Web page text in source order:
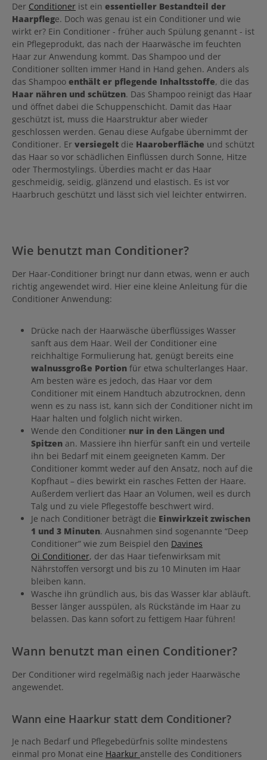
Der Conditioner ist ein essentieller Bestandteil der
Haarpflege. Doch was genau ist ein Conditioner und wie
wirkt er? Ein Conditioner - früher auch Spülung genannt - ist
ein Pflegeprodukt, das nach der Haarwäsche im feuchten
Haar zur Anwendung kommt. Das Shampoo und der
Conditioner sollten immer Hand in Hand gehen. Anders als
das Shampoo enthält er pflegende Inhaltsstoffe, die das
Haar nähren und schützen. Das Shampoo reinigt das Haar
und öffnet dabei die Schuppenschicht. Damit das Haar
geschützt ist, muss die Haarstruktur aber wieder
geschlossen werden. Genau diese Aufgabe übernimmt der
Conditioner. Er versiegelt die Haaroberfläche und schützt
das Haar so vor schädlichen Einflüssen durch Sonne, Hitze
oder Thermostylings. Überdies macht er das Haar
geschmeidig, seidig, glänzend und elastisch. Es ist vor
Haarbruch geschützt und lässt sich viel leichter entwirren.
Wie benutzt man Conditioner?
Der Haar-Conditioner bringt nur dann etwas, wenn er auch
richtig angewendet wird. Hier eine kleine Anleitung für die
Conditioner Anwendung:
Drücke nach der Haarwäsche überflüssiges Wasser
sanft aus dem Haar. Weil der Conditioner eine
reichhaltige Formulierung hat, genügt bereits eine
walnussgroße Portion für etwa schulterlanges Haar.
Am besten wäre es jedoch, das Haar vor dem
Conditioner mit einem Handtuch abzutrocknen, denn
wenn es zu nass ist, kann sich der Conditioner nicht im
Haar halten und folglich nicht wirken.
Wende den Conditioner nur in den Längen und
Spitzen an. Massiere ihn hierfür sanft ein und verteile
ihn bei Bedarf mit einem geeigneten Kamm. Der
Conditioner kommt weder auf den Ansatz, noch auf die
Kopfhaut – dies bewirkt ein rasches Fetten der Haare.
Außerdem verliert das Haar an Volumen, weil es durch
Talg und zu viele Pflegestoffe beschwert wird.
Je nach Conditioner beträgt die Einwirkzeit zwischen
1 und 3 Minuten. Ausnahmen sind sogenannte “Deep
Conditioner” wie zum Beispiel den Davines
Oi Conditioner, der das Haar tiefenwirksam mit
Nährstoffen versorgt und bis zu 10 Minuten im Haar
bleiben kann.
Wasche ihn gründlich aus, bis das Wasser klar abläuft.
Besser länger ausspülen, als Rückstände im Haar zu
belassen. Das kann sofort zu fettigem Haar führen!
Wann benutzt man einen Conditioner?
Der Conditioner wird regelmäßig nach jeder Haarwäsche
angewendet.
Wann eine Haarkur statt dem Conditioner?
Je nach Bedarf und Pflegebedürfnis sollte mindestens
einmal pro Monat eine Haarkur anstelle des Conditioners